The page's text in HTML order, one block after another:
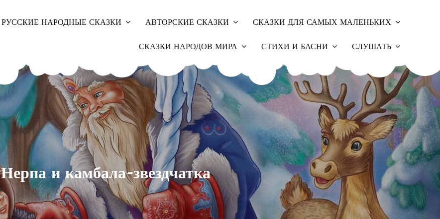
РУССКИЕ НАРОДНЫЕ СКАЗКИ АВТОРСКИЕ СКАЗКИ СКАЗКИ ДЛЯ САМЫХ МАЛЕНЬКИХ
СКАЗКИ НАРОДОВ МИРА СТИХИ И БАСНИ СЛУШАТЬ
Нерпа и камбала-звездчатка